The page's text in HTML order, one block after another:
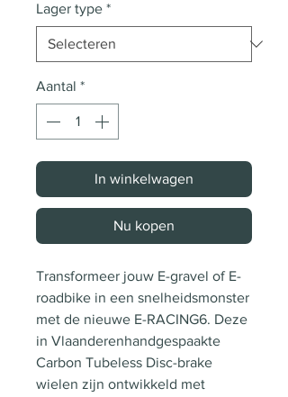
Lager type *
Aantal *
In winkelwagen
Nu kopen
Transformeer jouw E-gravel of E-
roadbike in een snelheidsmonster
met de nieuwe E-RACING6. Deze
in Vlaanderenhandgespaakte
Carbon Tubeless Disc-brake
wielen zijn ontwikkeld met